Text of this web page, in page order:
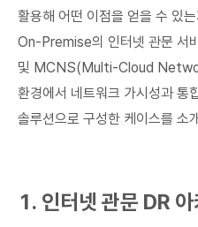
활용해 어떤 이점을 얻을 수 있
On-Premise의 인터넷 관문 서
및 MCNS(Multi-Cloud
환경에서 네트워크 가시성과 통
솔루션으로 구성한 케이스를 소
1. 인터넷 관문 DR 아